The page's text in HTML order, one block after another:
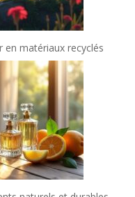
en matériaux recyclés